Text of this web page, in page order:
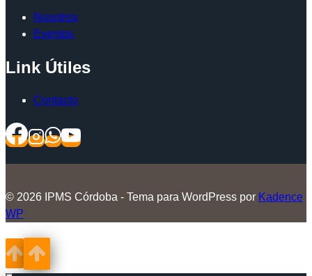
Nosotros
Eventos
Link Útiles
Contacto
© 2026 IPMS Córdoba - Tema para WordPress por Kadence
WP